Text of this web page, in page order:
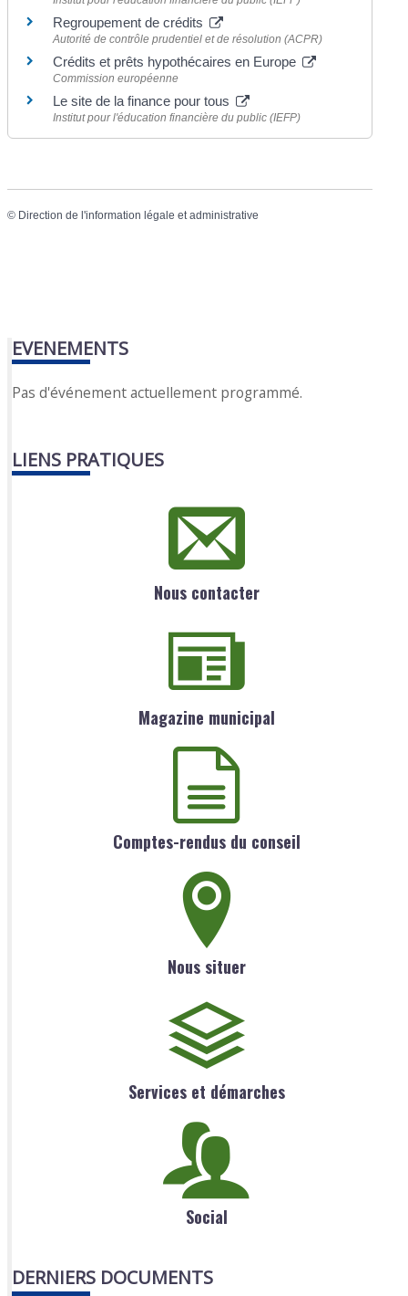
Regroupement de crédits
Autorité de contrôle prudentiel et de résolution (ACPR)
Crédits et prêts hypothécaires en Europe
Commission européenne
Le site de la finance pour tous
Institut pour l'éducation financière du public (IEFP)
© Direction de l'information légale et administrative
EVENEMENTS
Pas d'événement actuellement programmé.
LIENS PRATIQUES
Nous contacter
Magazine municipal
Comptes-rendus du conseil
Nous situer
Services et démarches
Social
DERNIERS DOCUMENTS